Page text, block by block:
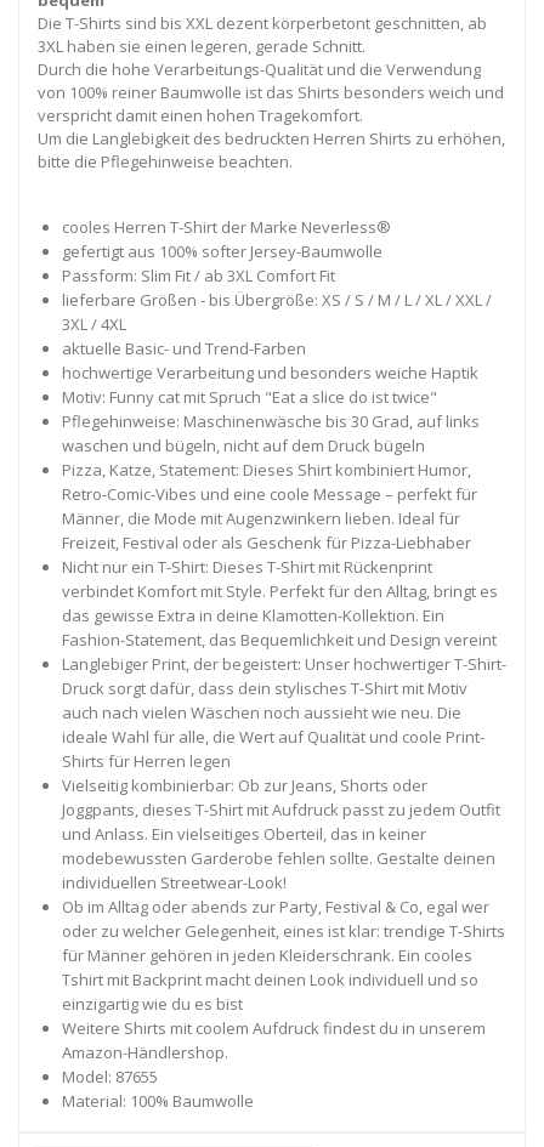
Die T-Shirts sind bis XXL dezent körperbetont geschnitten, ab
3XL haben sie einen legeren, gerade Schnitt.
Durch die hohe Verarbeitungs-Qualität und die Verwendung
von 100% reiner Baumwolle ist das Shirts besonders weich und
verspricht damit einen hohen Tragekomfort.
Um die Langlebigkeit des bedruckten Herren Shirts zu erhöhen,
bitte die Pflegehinweise beachten.
cooles Herren T-Shirt der Marke Neverless®
gefertigt aus 100% softer Jersey-Baumwolle
Passform: Slim Fit / ab 3XL Comfort Fit
lieferbare Größen - bis Übergröße: XS / S / M / L / XL / XXL /
3XL / 4XL
aktuelle Basic- und Trend-Farben
hochwertige Verarbeitung und besonders weiche Haptik
Motiv: Funny cat mit Spruch "Eat a slice do ist twice"
Pflegehinweise: Maschinenwäsche bis 30 Grad, auf links
waschen und bügeln, nicht auf dem Druck bügeln
Pizza, Katze, Statement: Dieses Shirt kombiniert Humor,
Retro-Comic-Vibes und eine coole Message – perfekt für
Männer, die Mode mit Augenzwinkern lieben. Ideal für
Freizeit, Festival oder als Geschenk für Pizza-Liebhaber
Nicht nur ein T-Shirt: Dieses T-Shirt mit Rückenprint
verbindet Komfort mit Style. Perfekt für den Alltag, bringt es
das gewisse Extra in deine Klamotten-Kollektion. Ein
Fashion-Statement, das Bequemlichkeit und Design vereint
Langlebiger Print, der begeistert: Unser hochwertiger T-Shirt-
Druck sorgt dafür, dass dein stylisches T-Shirt mit Motiv
auch nach vielen Wäschen noch aussieht wie neu. Die
ideale Wahl für alle, die Wert auf Qualität und coole Print-
Shirts für Herren legen
Vielseitig kombinierbar: Ob zur Jeans, Shorts oder
Joggpants, dieses T-Shirt mit Aufdruck passt zu jedem Outfit
und Anlass. Ein vielseitiges Oberteil, das in keiner
modebewussten Garderobe fehlen sollte. Gestalte deinen
individuellen Streetwear-Look!
Ob im Alltag oder abends zur Party, Festival & Co, egal wer
oder zu welcher Gelegenheit, eines ist klar: trendige T-Shirts
für Männer gehören in jeden Kleiderschrank. Ein cooles
Tshirt mit Backprint macht deinen Look individuell und so
einzigartig wie du es bist
Weitere Shirts mit coolem Aufdruck findest du in unserem
Amazon-Händlershop.
Model: 87655
Material: 100% Baumwolle